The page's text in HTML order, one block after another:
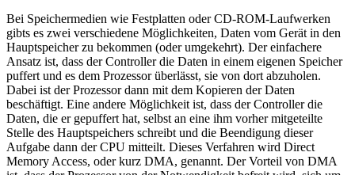
Bei Speichermedien wie Festplatten oder CD-ROM-Laufwerken
gibts es zwei verschiedene Möglichkeiten, Daten vom Gerät in den
Hauptspeicher zu bekommen (oder umgekehrt). Der einfachere
Ansatz ist, dass der Controller die Daten in einem eigenen Speicher
puffert und es dem Prozessor überlässt, sie von dort abzuholen.
Dabei ist der Prozessor dann mit dem Kopieren der Daten
beschäftigt. Eine andere Möglichkeit ist, dass der Controller die
Daten, die er gepuffert hat, selbst an eine ihm vorher mitgeteilte
Stelle des Hauptspeichers schreibt und die Beendigung dieser
Aufgabe dann der CPU mitteilt. Dieses Verfahren wird Direct
Memory Access, oder kurz DMA, genannt. Der Vorteil von DMA